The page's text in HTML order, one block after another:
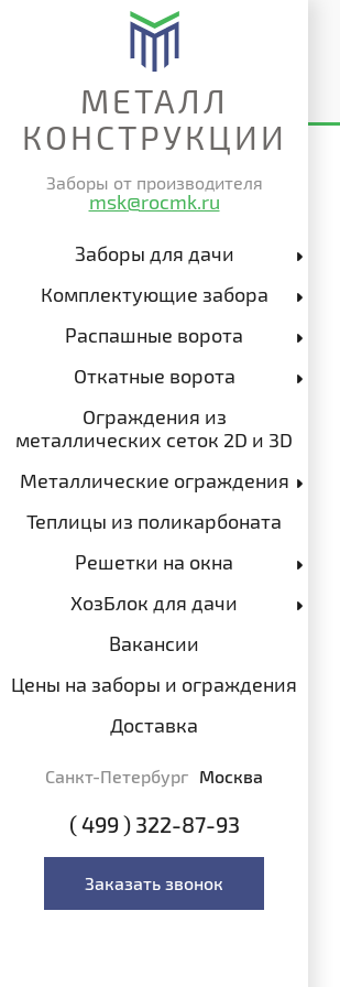
МЕТАЛЛ
КОНСТРУКЦИИ
Заборы от производителя
msk@rocmk.ru
Заборы для дачи
Комплектующие забора
Распашные ворота
Откатные ворота
Ограждения из
металлических сеток 2D и 3D
Металлические ограждения
Теплицы из поликарбоната
Решетки на окна
ХозБлок для дачи
Вакансии
Цены на заборы и ограждения
Доставка
Санкт-Петербург Москва
( 499 ) 322-87-93
Заказать звонок